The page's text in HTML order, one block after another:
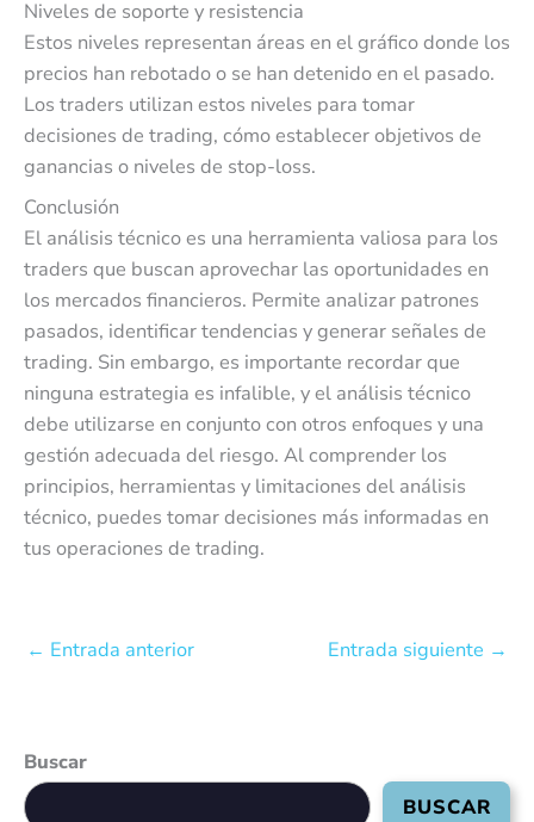
Niveles de soporte y resistencia
Estos niveles representan áreas en el gráfico donde los
precios han rebotado o se han detenido en el pasado.
Los traders utilizan estos niveles para tomar
decisiones de trading, cómo establecer objetivos de
ganancias o niveles de stop-loss.
Conclusión
El análisis técnico es una herramienta valiosa para los
traders que buscan aprovechar las oportunidades en
los mercados financieros. Permite analizar patrones
pasados, identificar tendencias y generar señales de
trading. Sin embargo, es importante recordar que
ninguna estrategia es infalible, y el análisis técnico
debe utilizarse en conjunto con otros enfoques y una
gestión adecuada del riesgo. Al comprender los
principios, herramientas y limitaciones del análisis
técnico, puedes tomar decisiones más informadas en
tus operaciones de trading.
← Entrada anterior Entrada siguiente →
Buscar
BUSCAR